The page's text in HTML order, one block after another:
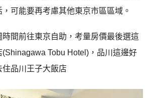
可能要再考慮其他東京市區區域。
間前往東京自助，考量房價最後選這
Tobu Hotel)，品川這邊好
品川王子大飯店